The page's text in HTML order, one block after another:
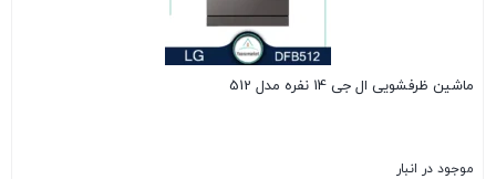
ماشین ظرفشویی ال جی 14 نفره مدل 512
موجود در انبار